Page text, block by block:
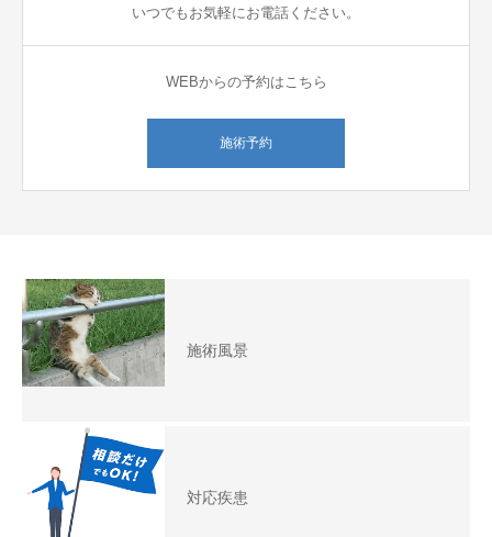
いつでもお気軽にお電話ください。
WEBからの予約はこちら
施術予約
施術風景
対応疾患